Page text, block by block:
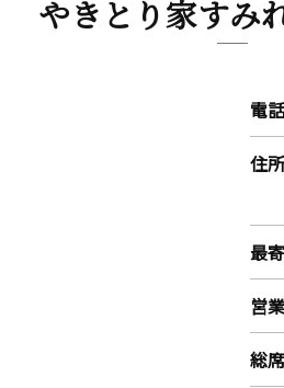
やきとり家すみ
電
住所
最
営
総